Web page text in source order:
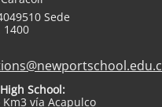
Sede
1400
School:
vía Acapulco